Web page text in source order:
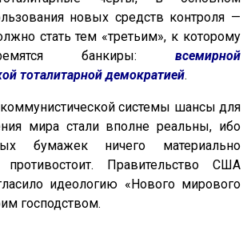
новых средств контроля —
стать тем «третьим», к которому
банкиры: всемирной
тоталитарной демократией.
системы шансы для
мира стали вполне реальны, ибо
бумажек ничего материально
Правительство США
идеологию «Нового мирового
господством.